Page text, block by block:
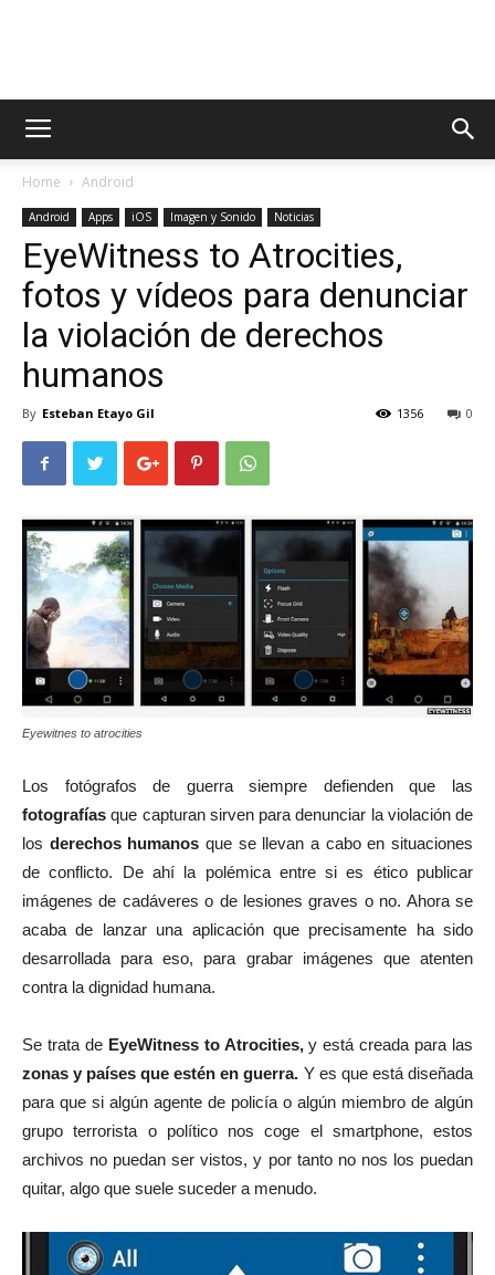
AppsTonic
Home Android
Android Apps iOS Imagen y Sonido Noticias
EyeWitness to Atrocities,
fotos y vídeos para denunciar
la violación de derechos
humanos
By Esteban Etayo Gil 0
1356
Eyewitnes to atrocities
Los fotógrafos de guerra siempre defienden que las
fotografías que capturan sirven para denunciar la violación de
los derechos humanos que se llevan a cabo en situaciones
de conflicto. De ahí la polémica entre si es ético publicar
imágenes de cadáveres o de lesiones graves o no. Ahora se
acaba de lanzar una aplicación que precisamente ha sido
desarrollada para eso, para grabar imágenes que atenten
contra la dignidad humana.
Se trata de EyeWitness to Atrocities,y está creada para las
zonas y países que estén en guerra. Y es que está diseñada
para que si algún agente de policía o algún miembro de algún
grupo terrorista o político nos coge el smartphone, estos
archivos no puedan ser vistos, y por tanto no nos los puedan
quitar, algo que suele suceder a menudo.